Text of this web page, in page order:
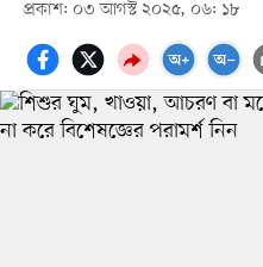
প্রকাশ: ০৩ আগস্ট ২০২৫, ০৬: ১৮